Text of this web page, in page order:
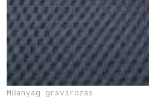
Műanyag gravírozás